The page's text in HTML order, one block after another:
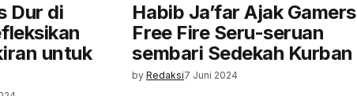
Dur di
untuk
Habib Ja’far Ajak Gamers
Free Fire Seru-seruan
sembari Sedekah Kurban
by Redaksi7 Juni 2024